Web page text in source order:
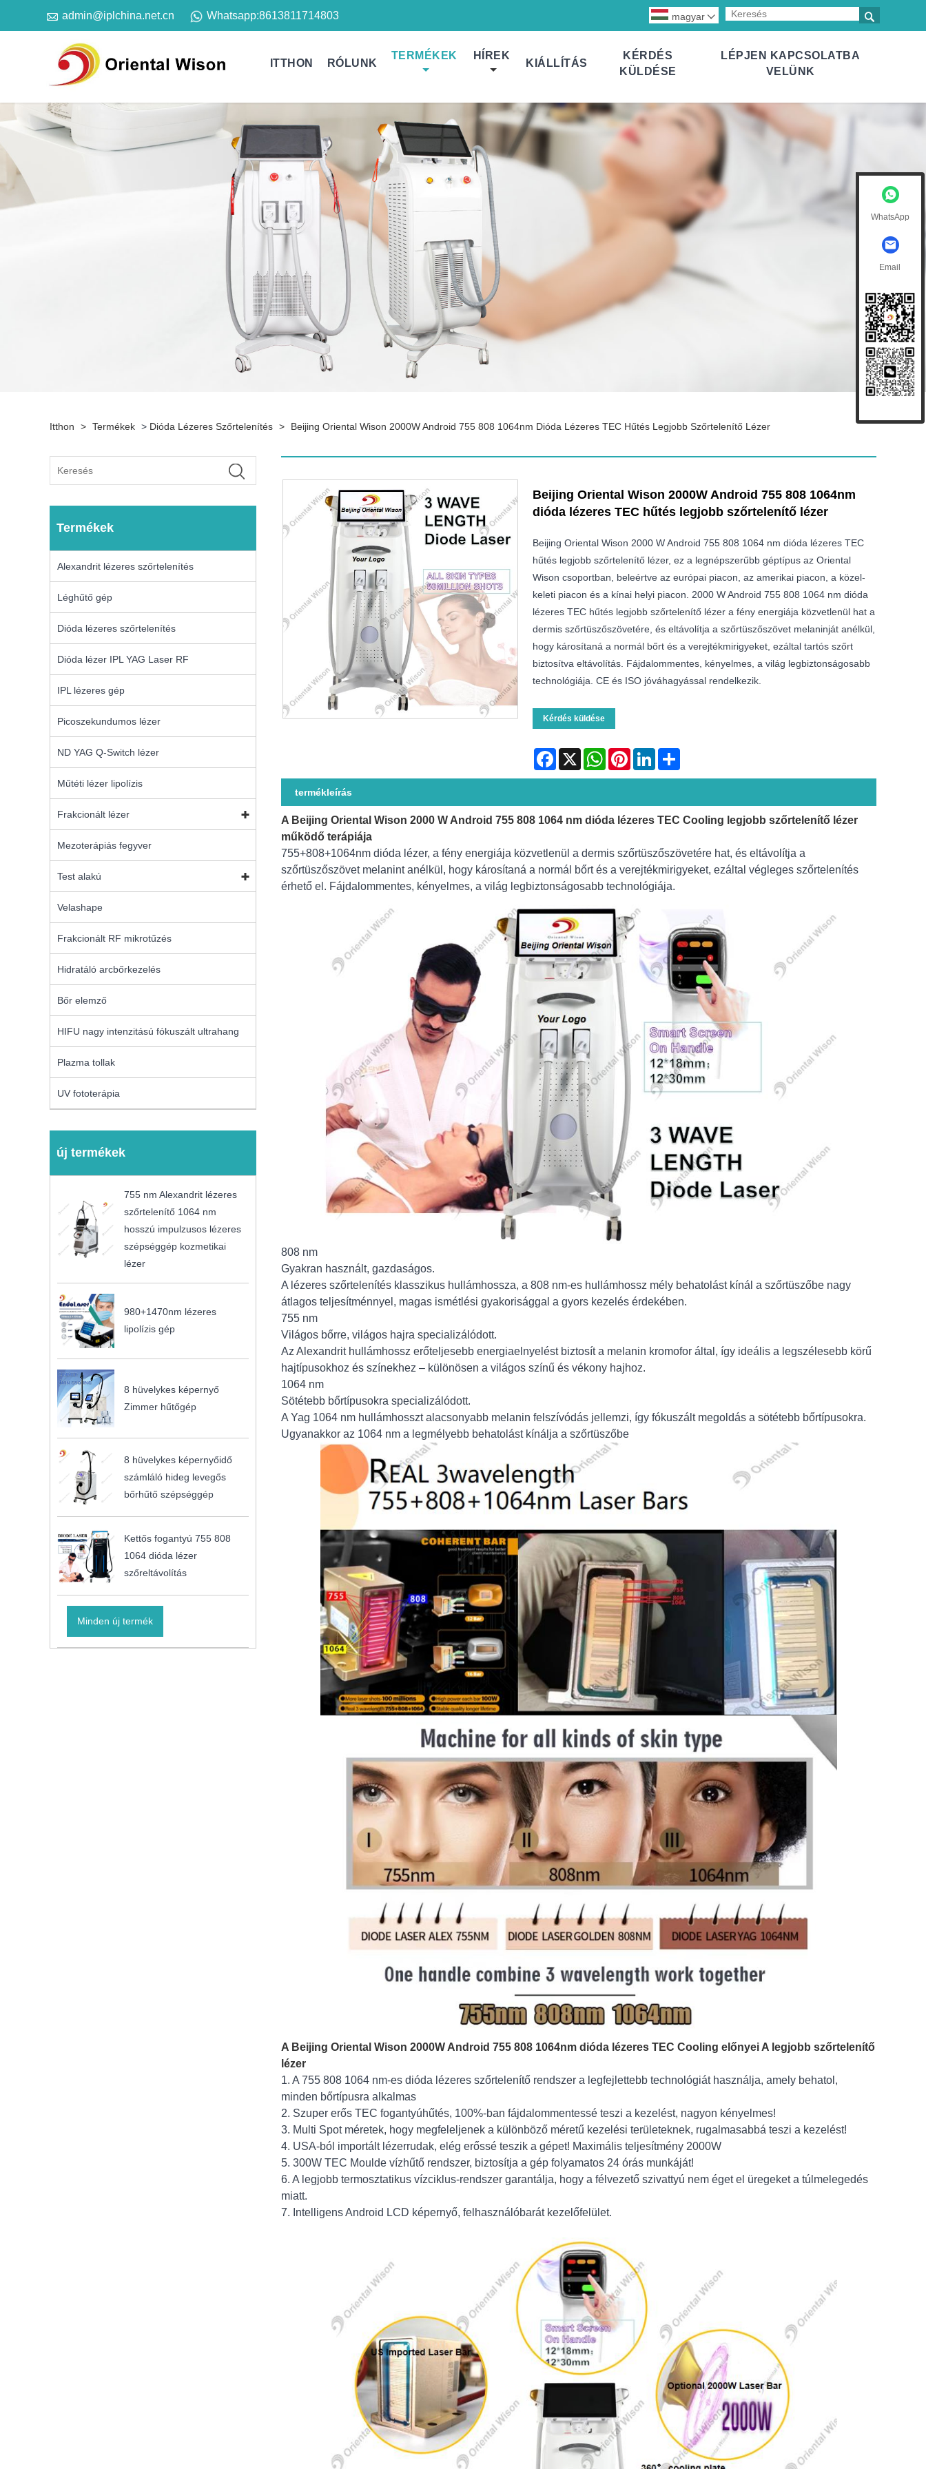
 admin@iplchina.net.cn Whatsapp:8613811714803 
magyar 
ITTHON RÓLUNK
TERMÉKEK HÍREK
KIÁLLÍTÁS
KÉRDÉS
KÜLDÉSE
LÉPJEN KAPCSOLATBA
VELÜNK
Itthon > Termékek > Dióda Lézeres Szőrtelenítés > Beijing Oriental Wison 2000W Android 755 808 1064nm Dióda Lézeres TEC Hűtés Legjobb Szőrtelenítő Lézer
Termékek
Alexandrit lézeres szőrtelenítés
Léghűtő gép
Dióda lézeres szőrtelenítés
Dióda lézer IPL YAG Laser RF
IPL lézeres gép
Picoszekundumos lézer
ND YAG Q-Switch lézer
Műtéti lézer lipolízis
Frakcionált lézer
Mezoterápiás fegyver
Test alakú
Velashape
Frakcionált RF mikrotűzés
Hidratáló arcbőrkezelés
Bőr elemző
HIFU nagy intenzitású fókuszált ultrahang
Plazma tollak
UV fototerápia
új termékek
755 nm Alexandrit lézeres
szőrtelenítő 1064 nm
hosszú impulzusos lézeres
szépséggép kozmetikai
lézer
980+1470nm lézeres
lipolízis gép
8 hüvelykes képernyő
Zimmer hűtőgép
8 hüvelykes képernyőidő
számláló hideg levegős
bőrhűtő szépséggép
Kettős fogantyú 755 808
1064 dióda lézer
szőreltávolítás
Minden új termék
Beijing Oriental Wison 2000W Android 755 808 1064nm
dióda lézeres TEC hűtés legjobb szőrtelenítő lézer
Beijing Oriental Wison 2000 W Android 755 808 1064 nm dióda lézeres TEC
hűtés legjobb szőrtelenítő lézer, ez a legnépszerűbb géptípus az Oriental
Wison csoportban, beleértve az európai piacon, az amerikai piacon, a közel-
keleti piacon és a kínai helyi piacon. 2000 W Android 755 808 1064 nm dióda
lézeres TEC hűtés legjobb szőrtelenítő lézer a fény energiája közvetlenül hat a
dermis szőrtüszőszövetére, és eltávolítja a szőrtüszőszövet melaninját anélkül,
hogy károsítaná a normál bőrt és a verejtékmirigyeket, ezáltal tartós szőrt
biztosítva eltávolítás. Fájdalommentes, kényelmes, a világ legbiztonságosabb
technológiája. CE és ISO jóváhagyással rendelkezik.
Kérdés küldése
Facebook
X WhatsAppPinterestLinkedInShare
termékleírás
A Beijing Oriental Wison 2000 W Android 755 808 1064 nm dióda lézeres TEC Cooling legjobb szőrtelenítő lézer
működő terápiája
755+808+1064nm dióda lézer, a fény energiája közvetlenül a dermis szőrtüszőszövetére hat, és eltávolítja a
szőrtüszőszövet melanint anélkül, hogy károsítaná a normál bőrt és a verejtékmirigyeket, ezáltal végleges szőrtelenítés
érhető el. Fájdalommentes, kényelmes, a világ legbiztonságosabb technológiája.
808 nm
Gyakran használt, gazdaságos.
A lézeres szőrtelenítés klasszikus hullámhossza, a 808 nm-es hullámhossz mély behatolást kínál a szőrtüszőbe nagy
átlagos teljesítménnyel, magas ismétlési gyakorisággal a gyors kezelés érdekében.
755 nm
Világos bőrre, világos hajra specializálódott.
Az Alexandrit hullámhossz erőteljesebb energiaelnyelést biztosít a melanin kromofor által, így ideális a legszélesebb körű
hajtípusokhoz és színekhez – különösen a világos színű és vékony hajhoz.
1064 nm
Sötétebb bőrtípusokra specializálódott.
A Yag 1064 nm hullámhosszt alacsonyabb melanin felszívódás jellemzi, így fókuszált megoldás a sötétebb bőrtípusokra.
Ugyanakkor az 1064 nm a legmélyebb behatolást kínálja a szőrtüszőbe
A Beijing Oriental Wison 2000W Android 755 808 1064nm dióda lézeres TEC Cooling előnyei A legjobb szőrtelenítő
lézer
1. A 755 808 1064 nm-es dióda lézeres szőrtelenítő rendszer a legfejlettebb technológiát használja, amely behatol,
minden bőrtípusra alkalmas
2. Szuper erős TEC fogantyúhűtés, 100%-ban fájdalommentessé teszi a kezelést, nagyon kényelmes!
3. Multi Spot méretek, hogy megfeleljenek a különböző méretű kezelési területeknek, rugalmasabbá teszi a kezelést!
4. USA-ból importált lézerrudak, elég erőssé teszik a gépet! Maximális teljesítmény 2000W
5. 300W TEC Moulde vízhűtő rendszer, biztosítja a gép folyamatos 24 órás munkáját!
6. A legjobb termosztatikus vízciklus-rendszer garantálja, hogy a félvezető szivattyú nem éget el üregeket a túlmelegedés
miatt.
7. Intelligens Android LCD képernyő, felhasználóbarát kezelőfelület.
WhatsApp
Email